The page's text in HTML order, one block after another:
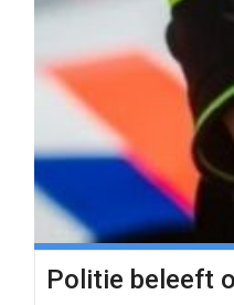
Politie beleeft